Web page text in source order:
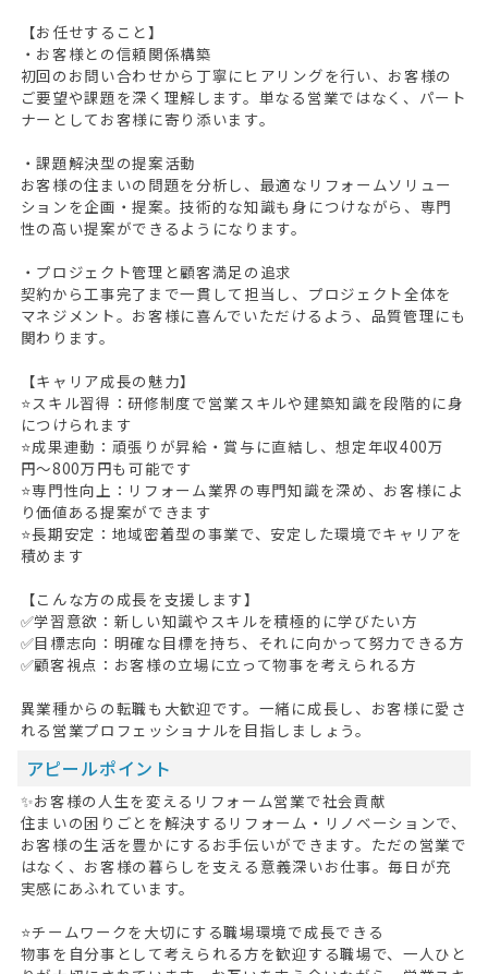
【お任せすること】
・お客様との信頼関係構築
初回のお問い合わせから丁寧にヒアリングを行い、お客様の
ご要望や課題を深く理解します。単なる営業ではなく、パート
ナーとしてお客様に寄り添います。
・課題解決型の提案活動
お客様の住まいの問題を分析し、最適なリフォームソリュー
ションを企画・提案。技術的な知識も身につけながら、専門
性の高い提案ができるようになります。
・プロジェクト管理と顧客満足の追求
契約から工事完了まで一貫して担当し、プロジェクト全体を
マネジメント。お客様に喜んでいただけるよう、品質管理にも
関わります。
【キャリア成長の魅力】
⭐スキル習得：研修制度で営業スキルや建築知識を段階的に身
につけられます
⭐成果連動：頑張りが昇給・賞与に直結し、想定年収400万
円〜800万円も可能です
⭐専門性向上：リフォーム業界の専門知識を深め、お客様によ
り価値ある提案ができます
⭐長期安定：地域密着型の事業で、安定した環境でキャリアを
積めます
【こんな方の成長を支援します】
✅学習意欲：新しい知識やスキルを積極的に学びたい方
✅目標志向：明確な目標を持ち、それに向かって努力できる方
✅顧客視点：お客様の立場に立って物事を考えられる方
異業種からの転職も大歓迎です。一緒に成長し、お客様に愛さ
れる営業プロフェッショナルを目指しましょう。
アピールポイント
✨お客様の人生を変えるリフォーム営業で社会貢献
住まいの困りごとを解決するリフォーム・リノベーションで、
お客様の生活を豊かにするお手伝いができます。ただの営業で
はなく、お客様の暮らしを支える意義深いお仕事。毎日が充
実感にあふれています。
⭐チームワークを大切にする職場環境で成長できる
物事を自分事として考えられる方を歓迎する職場で、一人ひと